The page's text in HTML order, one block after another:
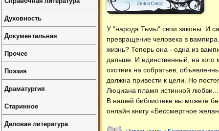
У "народа Тьмы" свои законы. И
превращение человека в
жизнь? Теперь она - одна из
дальше. И единственный, на
охотник на собратьев,
должна привести к цели. Но
Люциана пламя истинной любви...
В нашей библиотеке вы можете
онлайн книгу «Бессмертное
Духовность
Документальная
Прочее
Поэзия
Драматургия
Старинное
Деловая литература